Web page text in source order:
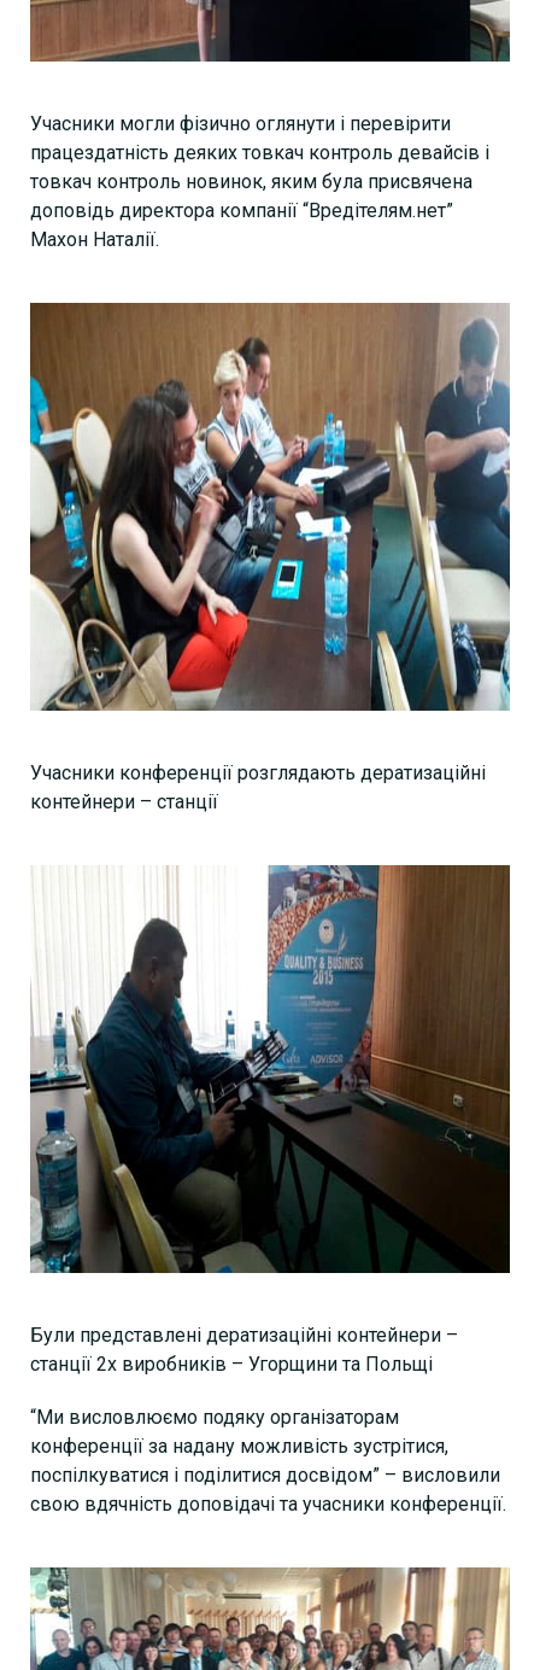
Учасники могли фізично оглянути і перевірити
працездатність деяких товкач контроль девайсів і
товкач контроль новинок, яким була присвячена
доповідь директора компанії “Вредітелям.нет”
Махон Наталії.
Учасники конференції розглядають дератизаційні
контейнери – станції
Були представлені дератизаційні контейнери –
станції 2х виробників – Угорщини та Польщі
“Ми висловлюємо подяку організаторам
конференції за надану можливість зустрітися,
поспілкуватися і поділитися досвідом” – висловили
свою вдячність доповідачі та учасники конференції.